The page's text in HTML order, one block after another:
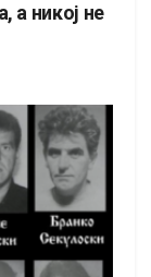
а никој не